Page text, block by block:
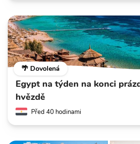
🌴 Dovolená
Egypt na týden na konci
hvězdě
Před 40 hodinami